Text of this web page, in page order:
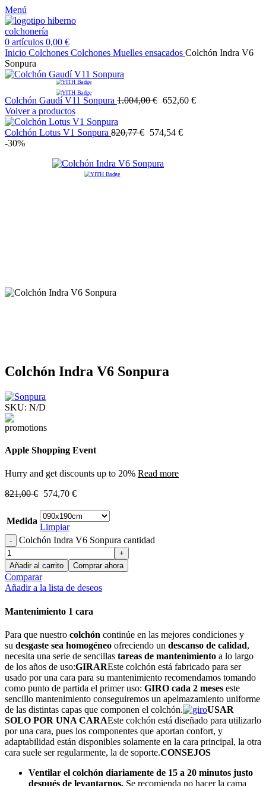
Menú
0 artículos 0,00 €
Inicio Colchones Colchones Muelles ensacados Colchón Indra V6
Sonpura
Colchón Gaudí V11 Sonpura 1.004,00€ 652,60 €
Volver a productos
Colchón Lotus V1 Sonpura 820,77€ 574,54 €
-30%
Colchón Indra V6 Sonpura
SKU: N/D
Apple Shopping Event
Hurry and get discounts up to 20% Read more
821,00€ 574,70 €
Medida
Limpiar
Colchón Indra V6 Sonpura cantidad
Añadir al carrito Comprar ahora
Comparar
Añadir a la lista de deseos
Mantenimiento 1 cara
Para que nuestro colchón continúe en las mejores condiciones y
su desgaste sea homogéneo ofreciendo un descanso de calidad,
necesita una serie de sencillas tareas de mantenimiento a lo largo
de los años de uso:GIRAREste colchón está fabricado para ser
usado por una cara para su mantenimiento recomendamos tomando
como punto de partida el primer uso: GIRO cada 2 meses este
sencillo mantenimiento conseguiremos un apelmazamiento uniforme
de las distintas capas que componen el colchón.
USAR
SOLO POR UNA CARAEste colchón está diseñado para utilizarlo
por una cara, pues los componentes que aportan confort, y
adaptabilidad están disponibles solamente en la cara principal, la otra
cara suele ser regularmente, la de soporte.CONSEJOS
Ventilar el colchón diariamente de 15 a 20 minutos justo
después de levantarnos. Se recomienda no hacer la cama